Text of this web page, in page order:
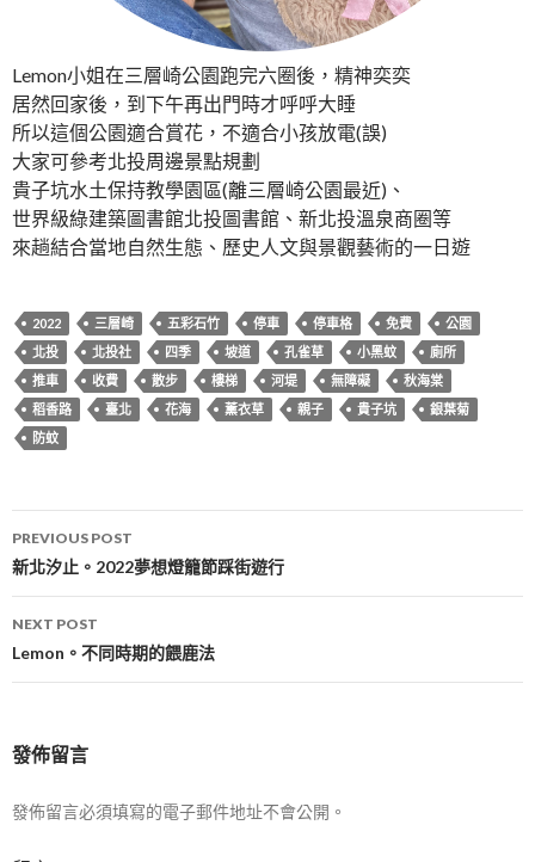
Lemon小姐在三層崎公園跑完六圈後，精神奕奕
居然回家後，到下午再出門時才呼呼大睡
所以這個公園適合賞花，不適合小孩放電(誤)
大家可參考北投周邊景點規劃
貴子坑水土保持教學園區(離三層崎公園最近)、
世界級綠建築圖書館北投圖書館、新北投溫泉商圈等
來趟結合當地自然生態、歷史人文與景觀藝術的一日遊
2022 三層崎 五彩石竹 停車 停車格 免費
公園
北投
北投社 四季 坡道 孔雀草 小黑蚊
廁所
推車
收費 散步 樓梯 河堤 無障礙
秋海棠
稻香路
臺北 花海 薰衣草 親子 貴子坑
銀葉菊
防蚊
Post
navigation
PREVIOUS POST
新北汐止。2022夢想燈籠節踩街遊行
NEXT POST
Lemon。不同時期的餵鹿法
發佈留言
發佈留言必須填寫的電子郵件地址不會公開。